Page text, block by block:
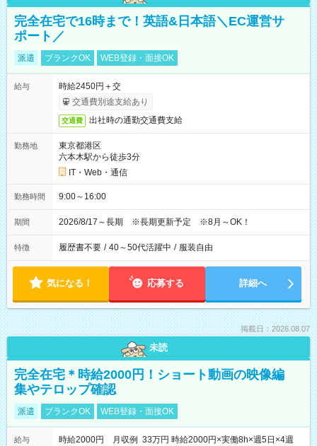
完全在宅で16時まで！英語&日本語＼EC運営サ
ポート／
派遣 ブランクOK WEB登録・面接OK
給与
時給2450円＋交
交通費別途支給あり
交通費 出社時の通勤交通費支給
勤務地
東京都港区
六本木駅から徒歩3分
IT・Web・通信
勤務時間 9:00～16:00
期間 2026/8/17～長期 ※長期更新予定 ※8月～OK！
特徴 履歴書不要 / 40～50代活躍中 / 服装自由
気になる！ 応募する 詳細へ
掲載日：2026.08.07
未読
完全在宅＊時給2000円！ショート動画の映像編
集やテロップ確認
派遣 ブランクOK WEB登録・面接OK
給与 時給2000円 月収例 33万円 時給2000円×実働8h×週5日×4週